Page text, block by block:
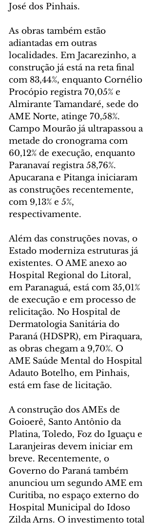
José dos Pinhais.
As obras também estão
adiantadas em outras
localidades. Em Jacarezinho, a
construção já está na reta final
com 83,44%, enquanto Cornélio
Procópio registra 70,05% e
Almirante Tamandaré, sede do
AME Norte, atinge 70,58%.
Campo Mourão já ultrapassou a
metade do cronograma com
60,12% de execução, enquanto
Paranavaí registra 58,76%.
Apucarana e Pitanga iniciaram
as construções recentemente,
com 9,13% e 5%,
respectivamente.
Além das construções novas, o
Estado moderniza estruturas já
existentes. O AME anexo ao
Hospital Regional do Litoral,
em Paranaguá, está com 35,01%
de execução e em processo de
relicitação. No Hospital de
Dermatologia Sanitária do
Paraná (HDSPR), em Piraquara,
as obras chegam a 9,70%. O
AME Saúde Mental do Hospital
Adauto Botelho, em Pinhais,
está em fase de licitação.
A construção dos AMEs de
Goioerê, Santo Antônio da
Platina, Toledo, Foz do Iguaçu e
Laranjeiras devem iniciar em
breve. Recentemente, o
Governo do Paraná também
anunciou um segundo AME em
Curitiba, no espaço externo do
Hospital Municipal do Idoso
Zilda Arns. O investimento total